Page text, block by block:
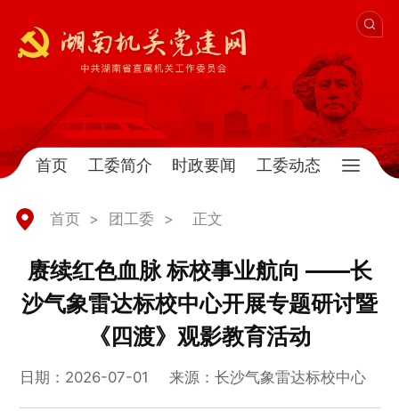
首页 工委简介 时政要闻 工委动态
首页 > 团工委 > 正文
赓续红色血脉 标校事业航向 ——长
沙气象雷达标校中心开展专题研讨暨
《四渡》观影教育活动
日期：2026-07-01 来源：长沙气象雷达标校中心